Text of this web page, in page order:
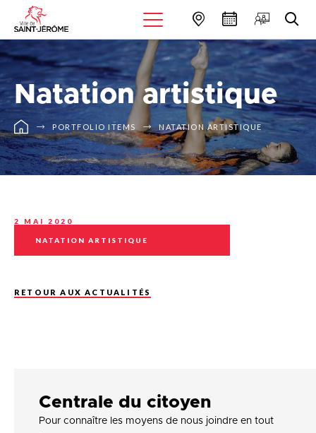
Natation artistique
PORTFOLIO ITEMS NATATION ARTISTIQUE
2 MAI 2020
NATATION ARTISTIQUE
RETOUR AUX ACTUALITÉS
Centrale du citoyen
Pour connaître les moyens de nous joindre en tout